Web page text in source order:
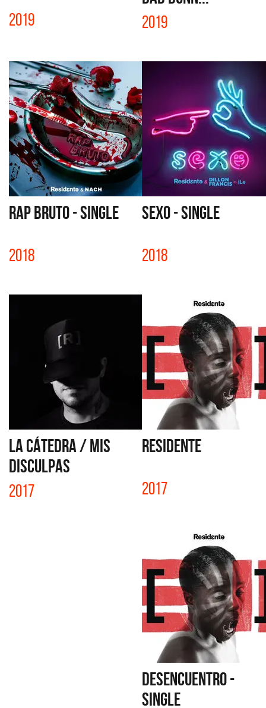
2019 2019
RAP BRUTO - SINGLE
2018
SEXO - SINGLE
2018
LA CÁTEDRA / MIS
DISCULPAS
2017
RESIDENTE
2017
DESENCUENTRO -
SINGLE